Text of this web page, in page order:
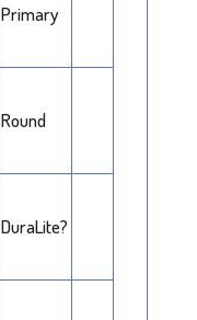
Primary
Round
DuraLite?